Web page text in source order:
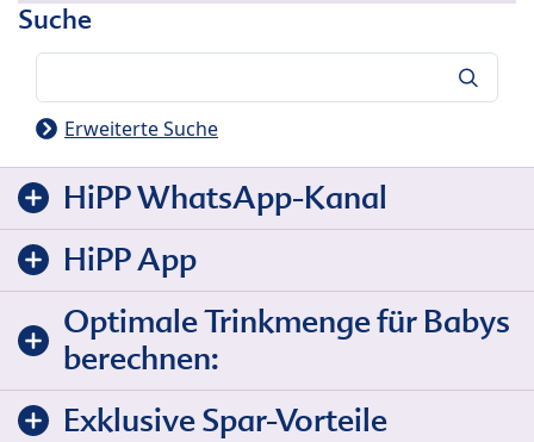
Suche
Erweiterte Suche
HiPP WhatsApp-Kanal
HiPP App
Optimale Trinkmenge für Babys
berechnen:
Exklusive Spar-Vorteile